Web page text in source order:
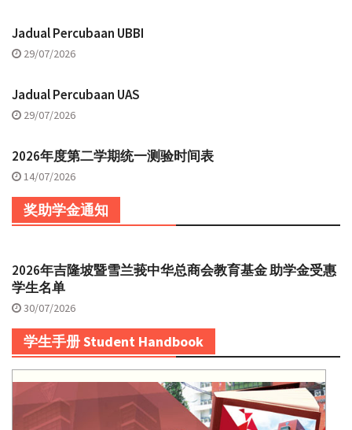
Jadual Percubaan UBBI
29/07/2026
Jadual Percubaan UAS
29/07/2026
2026年度第二学期统一测验时间表
14/07/2026
奖助学金通知
2026年吉隆坡暨雪兰莪中华总商会教育基金 助学金受惠
学生名单
30/07/2026
学生手册 Student Handbook